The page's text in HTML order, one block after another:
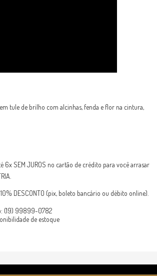
tule de brilho com alcinhas, fenda e flor na cintura,
6x SEM JUROS no cartão de crédito para você arrasar
DESCONTO (pix, boleto bancário ou débito online).
(19) 99899-0782
de estoque